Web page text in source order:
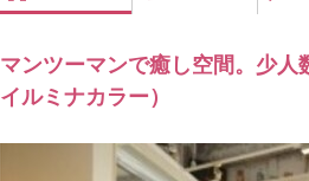
マンツーマンで癒し空間。少
イルミナカラー）